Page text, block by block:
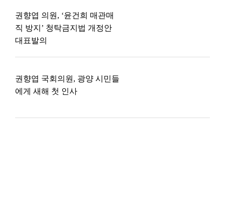
권향엽 의원, ‘윤건희 매관매
직 방지’ 청탁금지법 개정안
대표발의
권향엽 국회의원, 광양 시민들
에게 새해 첫 인사